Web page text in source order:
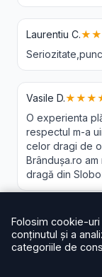
Laurentiu C.
Vasile D.
O experienta
respectul m-a
celor dragi de
Brândușa.ro
dragă din
ți făcut posibil
Lascu a.
Buchet suerb
Folosim cookie-
conținutul și a
categoriile de